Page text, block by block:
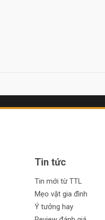
Tin tức
Tin mới từ TTL
Mẹo vặt gia đình
Ý tưởng hay